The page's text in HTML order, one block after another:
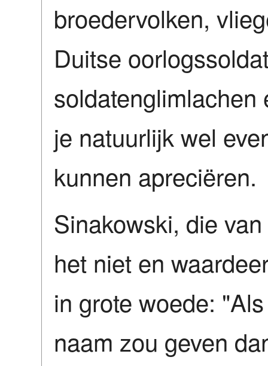
broedervolken,
Duitse
soldatenglimlachen
je natuurlijk wel
kunnen apreciëren.
Sinakowski, die
het niet en
in grote woede:
naam zou geven